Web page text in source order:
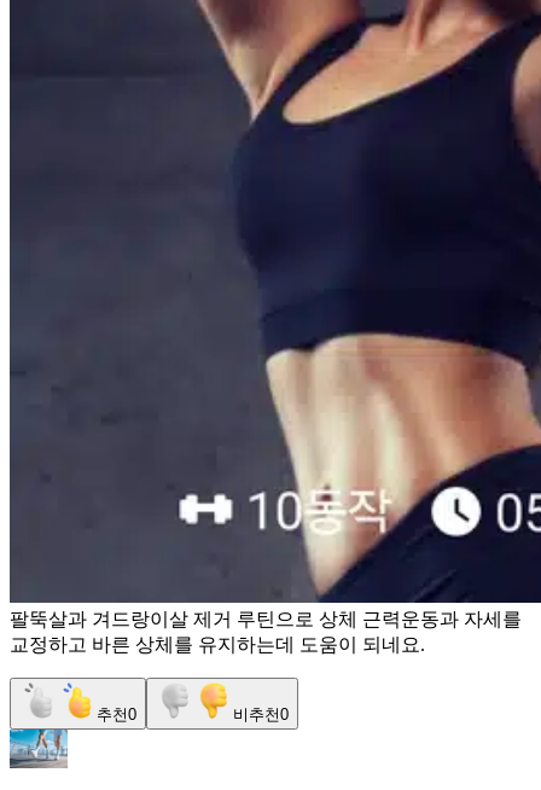
팔뚝살과 겨드랑이살 제거 루틴으로 상체 근력운동과 자세를
교정하고 바른 상체를 유지하는데 도움이 되네요.
추천0 비추천0